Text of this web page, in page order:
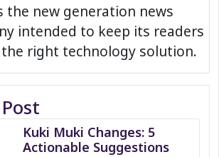
the new generation news
intended to keep its readers
right technology solution.
Kuki Muki Changes: 5
Actionable Suggestions